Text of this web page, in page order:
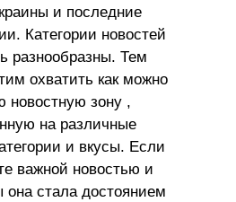
и последние
Категории новостей
разнообразны. Тем
охватить как можно
новостную зону ,
на различные
и вкусы. Если
важной новостью и
она стала достоянием